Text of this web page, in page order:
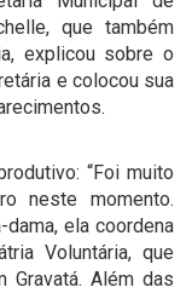
que também
explicou sobre o
e colocou sua
“Foi muito
neste momento.
ela coordena
Voluntária, que
Gravatá. Além das